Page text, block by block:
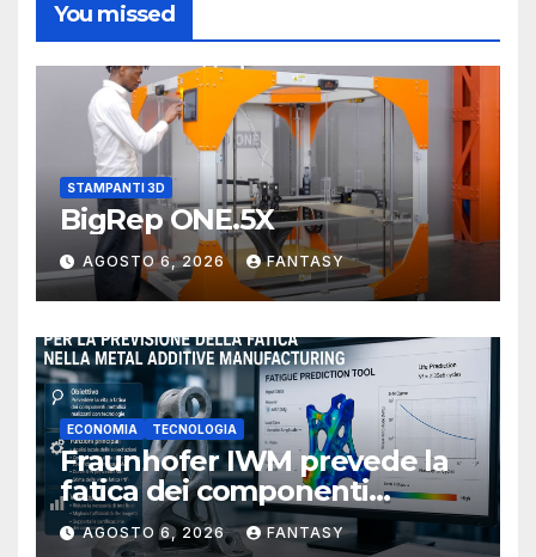
You missed
STAMPANTI 3D
BigRep ONE.5X
AGOSTO 6, 2026 FANTASY
ECONOMIA TECNOLOGIA
Fraunhofer IWM prevede la
fatica dei componenti
metallici stampati in 3D
AGOSTO 6, 2026 FANTASY